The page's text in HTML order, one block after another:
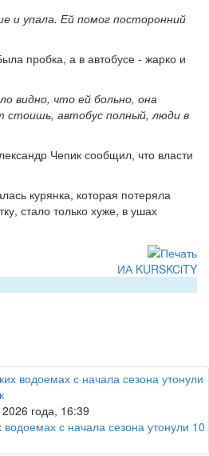
и упала. Ей помог посторонний
пробка, а в автобусе - жарко и
видно, что ей больно, она
стоишь, автобус полный, люди в
Чепик сообщил, что власти
курянка, которая потеряла
стало только хуже, в ушах
ИА KURSKCiTY
2026 года, 16:39
водоемах с начала сезона утонули 10